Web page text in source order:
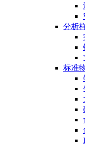
分析
标准